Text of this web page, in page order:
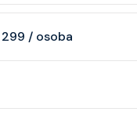
výhledem dle
koupelnu
TV,
299 / osoba
šatnu,